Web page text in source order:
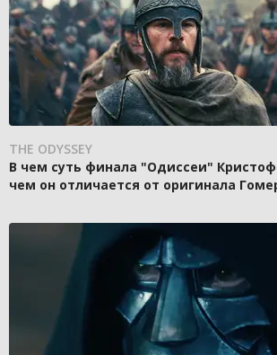
THE ODYSSEY
В чем суть финала "Одиссеи"
чем он отличается от оригинала